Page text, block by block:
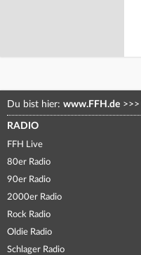
Du bist hier: www.FFH.de >>>
RADIO
FFH Live
80er Radio
90er Radio
2000er Radio
Rock Radio
Oldie Radio
Schlager Radio